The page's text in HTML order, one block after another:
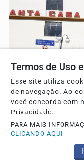
SAÚDE
Lei prorroga uso
filantrópicos
Prazo que terminou
Termos de Uso
Esse site utiliza
de navegação. Ao
você concorda com
Privacidade.
PARA MAIS
CLICANDO AQUI